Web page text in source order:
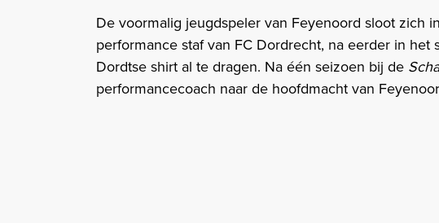
De voormalig jeugdspeler van Feyenoord sloot zich
performance staf van FC Dordrecht, na eerder in het
Dordtse shirt al te dragen. Na één seizoen bij de
performancecoach naar de hoofdmacht van